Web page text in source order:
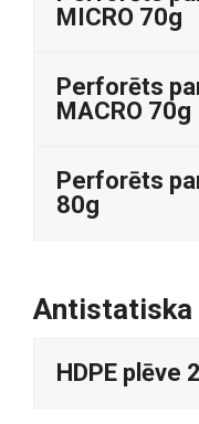
MICRO 70g
Perforēts
MACRO 70g
Perforēts
80g
Antistatiska
HDPE plēve